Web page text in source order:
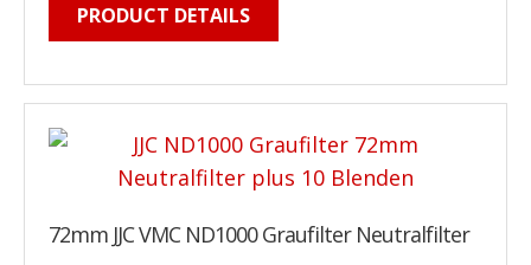
PRODUCT DETAILS
72mm JJC VMC ND1000 Graufilter Neutralfilter